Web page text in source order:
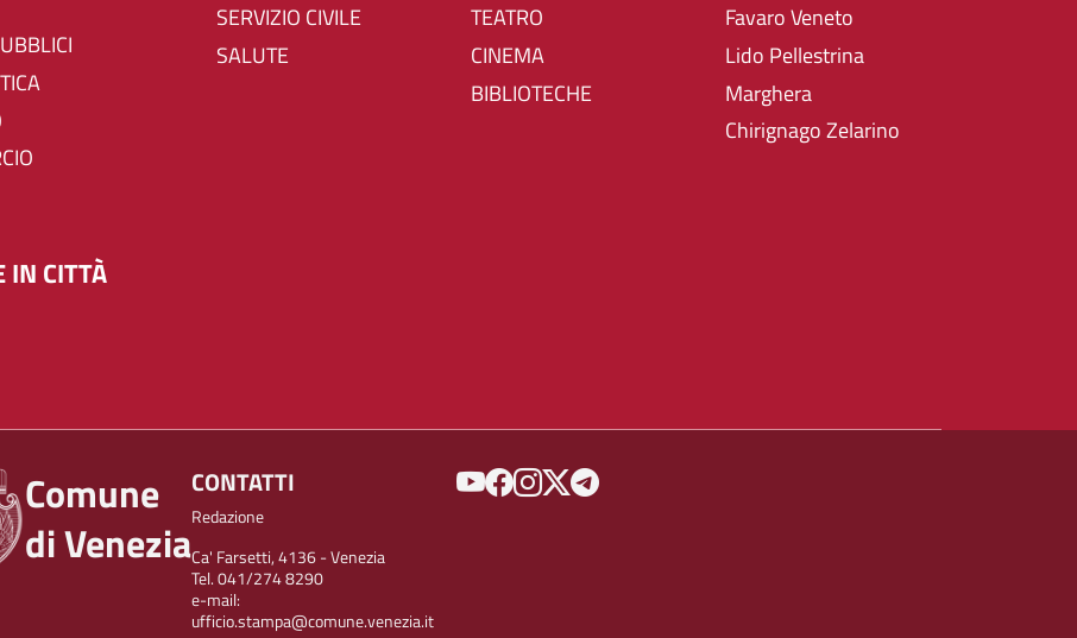
SERVIZIO CIVILE
SALUTE
TEATRO
CINEMA
BIBLIOTECHE
Favaro Veneto
Lido Pellestrina
Marghera
Chirignago Zelarino
IN CITTÀ
Comune
di Venezia
CONTATTI
Redazione
Ca' Farsetti, 4136 - Venezia
Tel. 041/274 8290
e-mail:
ufficio.stampa@comune.venezia.it
SOCIAL MENU